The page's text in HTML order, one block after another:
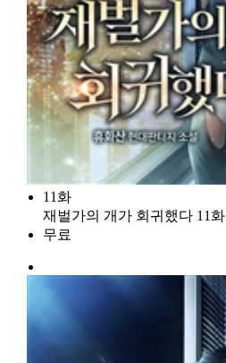
11화
재벌가의 개가 회귀했다 11화
무료